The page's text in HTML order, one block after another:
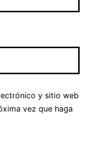
y sitio web
vez que haga